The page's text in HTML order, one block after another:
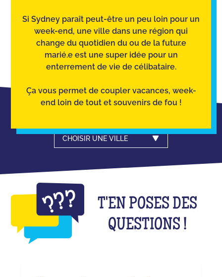
Si Sydney paraît peut-être un peu loin pour un
week-end, une ville dans une région qui
change du quotidien du ou de la futur.e
marié.e est une super idée pour un
enterrement de vie de célibataire.
Ça vous permet de coupler vacances, week-
end loin de tout et souvenirs de fou !
CHOISIR UNE VILLE
T'EN POSES DES
QUESTIONS !